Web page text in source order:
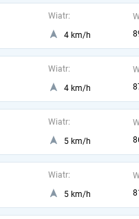
Wiatr:
4 km/h
Wiatr:
4 km/h
Wiatr:
5 km/h
Wiatr:
5 km/h